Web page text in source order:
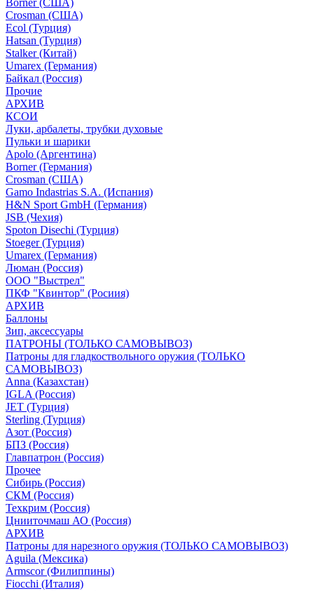
Borner (США)
Crosman (США)
Ecol (Турция)
Hatsan (Турция)
Stalker (Китай)
Umarex (Германия)
Байкал (Россия)
Прочие
АРХИВ
КСОИ
Луки, арбалеты, трубки духовые
Пульки и шарики
Apolo (Аргентина)
Borner (Германия)
Crosman (США)
Gamo Indastrias S.A. (Испания)
H&N Sport GmbH (Германия)
JSB (Чехия)
Spoton Disechi (Турция)
Stoeger (Турция)
Umarex (Германия)
Люман (Россия)
ООО "Выстрел"
ПКФ "Квинтор" (Росиия)
АРХИВ
Баллоны
Зип, аксессуары
ПАТРОНЫ (ТОЛЬКО САМОВЫВОЗ)
Патроны для гладкоствольного оружия (ТОЛЬКО
САМОВЫВОЗ)
Anna (Казахстан)
IGLA (Россия)
JET (Турция)
Sterling (Турция)
Азот (Россия)
БПЗ (Россия)
Главпатрон (Россия)
Прочее
Сибирь (Россия)
СКМ (Россия)
Техкрим (Россия)
Цнииточмаш АО (Россия)
АРХИВ
Патроны для нарезного оружия (ТОЛЬКО САМОВЫВОЗ)
Aguila (Мексика)
Armscor (Филиппины)
Fiocchi (Италия)